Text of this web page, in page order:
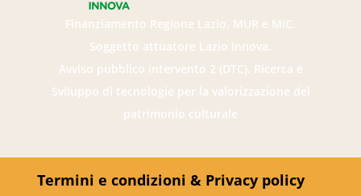
Finanziamento Regione Lazio, MUR e MiC.
Soggetto attuatore Lazio Innova.
Avviso pubblico intervento 2 (DTC). Ricerca e
Sviluppo di tecnologie per la valorizzazione del
patrimonio culturale
Termini e condizioni & Privacy policy